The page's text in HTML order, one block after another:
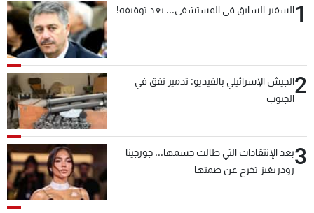
1السفير السابق في المستشفى... بعد توقيفه!
2الجيش الإسرائيلي بالفيديو: تدمير نفق في
الجنوب
3بعد الإنتقادات التي طالت جسمها... جورجينا
رودريغيز تخرج عن صمتها
لاعلاناتكم
شروط الإسـتخدام
سياسة الخصوصية